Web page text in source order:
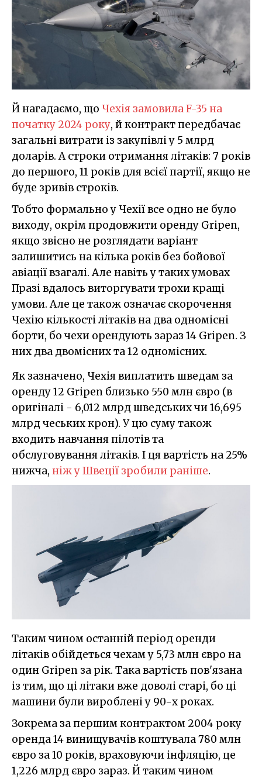
Й нагадаємо, що Чехія замовила F-35 на
початку 2024 року, й контракт передбачає
загальні витрати із закупівлі у 5 млрд
доларів. А строки отримання літаків: 7 років
до першого, 11 років для всієї партії, якщо не
буде зривів строків.
Тобто формально у Чехії все одно не було
виходу, окрім продовжити оренду Gripen,
якщо звісно не розглядати варіант
залишитись на кілька років без бойової
авіації взагалі. Але навіть у таких умовах
Празі вдалось виторгувати трохи кращі
умови. Але це також означає скорочення
Чехію кількості літаків на два одномісні
борти, бо чехи орендують зараз 14 Gripen. З
них два двомісних та 12 одномісних.
Як зазначено, Чехія виплатить шведам за
оренду 12 Gripen близько 550 млн євро (в
оригіналі - 6,012 млрд шведських чи 16,695
млрд чеських крон). У цю суму також
входить навчання пілотів та
обслуговування літаків. І ця вартість на 25%
нижча, ніж у Швеції зробили раніше.
Таким чином останній період оренди
літаків обійдеться чехам у 5,73 млн євро на
один Gripen за рік. Така вартість пов'язана
із тим, що ці літаки вже доволі старі, бо ці
машини були вироблені у 90-х роках.
Зокрема за першим контрактом 2004 року
оренда 14 винищувачів коштувала 780 млн
євро за 10 років, враховуючи інфляцію, це
1,226 млрд євро зараз. Й таким чином